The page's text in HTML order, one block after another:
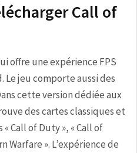
Call of
offre une expérience FPS
jeu comporte aussi des
cette version dédiée aux
des cartes classiques et
Call of Duty », « Call of
Warfare ». L’expérience de